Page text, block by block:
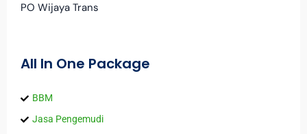
PO Wijaya Trans
All In One Package
BBM
Jasa Pengemudi